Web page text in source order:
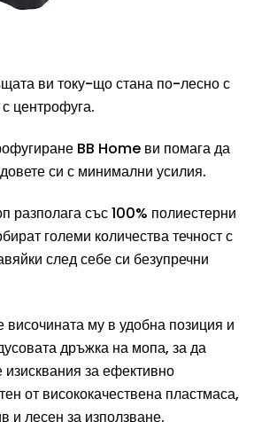
ви току-що стана по-лесно с
центрофуга.
BB Home ви помага да
си с минимални усилия.
разполага със 100% полиестерни
големи количества течност с
след себе си безупречни
височината му в удобна позиция и
дръжка на мопа, за да
за ефективно
от висококачествена пластмаса,
и лесен за използване.